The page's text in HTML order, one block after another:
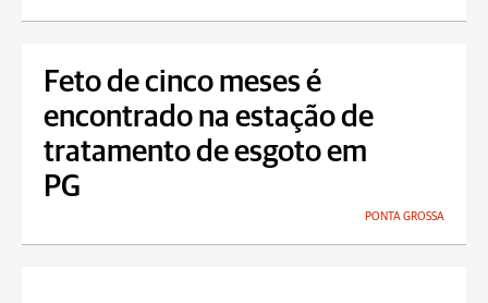
Feto de cinco meses é
encontrado na estação de
tratamento de esgoto em
PG
PONTA GROSSA